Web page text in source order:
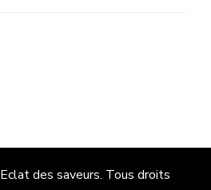
Eclat des saveurs. Tous droits